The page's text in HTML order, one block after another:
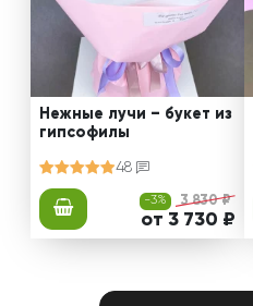
Нежные лучи – букет из
гипсофилы
48
-3% 3 830 ₽
от 3 730 ₽